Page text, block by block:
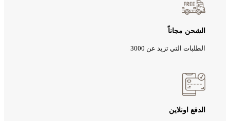
الشحن مجاناً
الطلبات التي تزيد عن 3000
الدفع اونلاين